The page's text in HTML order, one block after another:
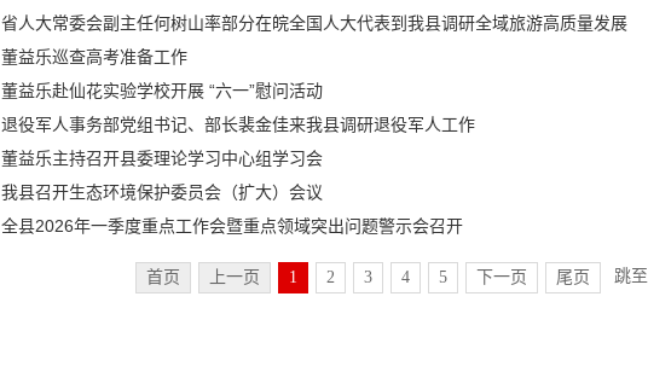
省人大常委会副主任何树山率部分在皖全国人大代表到我县调研全域旅游高质量发展
董益乐巡查高考准备工作
董益乐赴仙花实验学校开展 “六一”慰问活动
退役军人事务部党组书记、部长裴金佳来我县调研退役军人工作
董益乐主持召开县委理论学习中心组学习会
我县召开生态环境保护委员会（扩大）会议
全县2026年一季度重点工作会暨重点领域突出问题警示会召开
首页 上一页 1 2 3 4 5 下一页 尾页 跳至